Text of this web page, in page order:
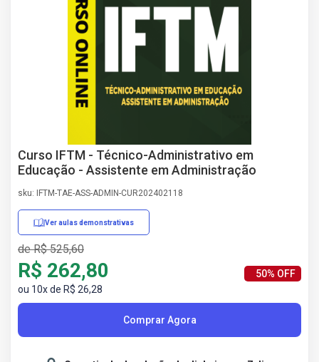
Curso IFTM - Técnico-Administrativo em
Educação - Assistente em Administração
sku: IFTM-TAE-ASS-ADMIN-CUR202402118
Ver aulas demonstrativas
de R$ 525,60
R$ 262,80
ou 10x de R$ 26,28
50% OFF
Comprar Agora